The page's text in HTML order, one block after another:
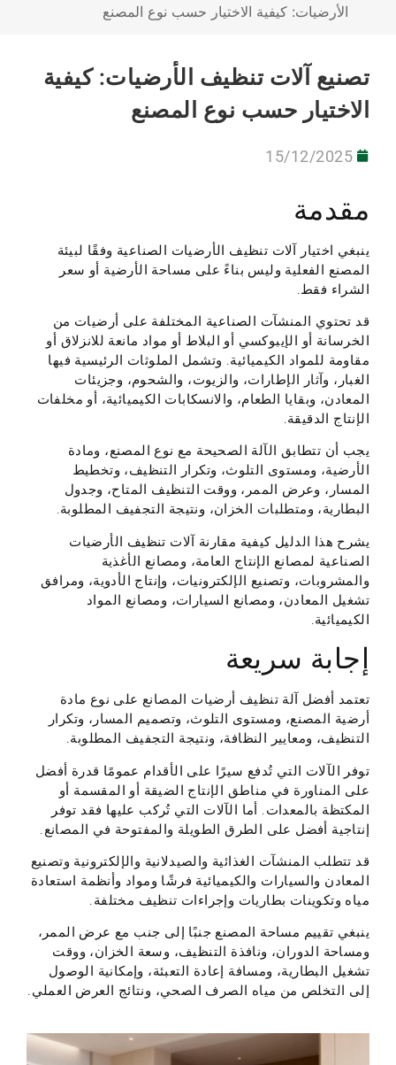
الأرضيات: كيفية الاختيار حسب نوع المصنع
تصنيع آلات تنظيف الأرضيات: كيفية
الاختيار حسب نوع المصنع
15/12/2025
مقدمة
ينبغي اختيار آلات تنظيف الأرضيات الصناعية وفقًا لبيئة
المصنع الفعلية وليس بناءً على مساحة الأرضية أو سعر
الشراء فقط.
قد تحتوي المنشآت الصناعية المختلفة على أرضيات من
الخرسانة أو الإيبوكسي أو البلاط أو مواد مانعة للانزلاق أو
مقاومة للمواد الكيميائية. وتشمل الملوثات الرئيسية فيها
الغبار، وآثار الإطارات، والزيوت، والشحوم، وجزيئات
المعادن، وبقايا الطعام، والانسكابات الكيميائية، أو مخلفات
الإنتاج الدقيقة.
يجب أن تتطابق الآلة الصحيحة مع نوع المصنع، ومادة
الأرضية، ومستوى التلوث، وتكرار التنظيف، وتخطيط
المسار، وعرض الممر، ووقت التنظيف المتاح، وجدول
البطارية، ومتطلبات الخزان، ونتيجة التجفيف المطلوبة.
يشرح هذا الدليل كيفية مقارنة آلات تنظيف الأرضيات
الصناعية لمصانع الإنتاج العامة، ومصانع الأغذية
والمشروبات، وتصنيع الإلكترونيات، وإنتاج الأدوية، ومرافق
تشغيل المعادن، ومصانع السيارات، ومصانع المواد
الكيميائية.
إجابة سريعة
تعتمد أفضل آلة تنظيف أرضيات المصانع على نوع مادة
أرضية المصنع، ومستوى التلوث، وتصميم المسار، وتكرار
التنظيف، ومعايير النظافة، ونتيجة التجفيف المطلوبة.
توفر الآلات التي تُدفع سيرًا على الأقدام عمومًا قدرة أفضل
على المناورة في مناطق الإنتاج الضيقة أو المقسمة أو
المكتظة بالمعدات. أما الآلات التي تُركب عليها فقد توفر
إنتاجية أفضل على الطرق الطويلة والمفتوحة في المصانع.
قد تتطلب المنشآت الغذائية والصيدلانية والإلكترونية وتصنيع
المعادن والسيارات والكيميائية فرشًا ومواد وأنظمة استعادة
مياه وتكوينات بطاريات وإجراءات تنظيف مختلفة.
ينبغي تقييم مساحة المصنع جنبًا إلى جنب مع عرض الممر،
ومساحة الدوران، ونافذة التنظيف، وسعة الخزان، ووقت
تشغيل البطارية، ومسافة إعادة التعبئة، وإمكانية الوصول
إلى التخلص من مياه الصرف الصحي، ونتائج العرض العملي.